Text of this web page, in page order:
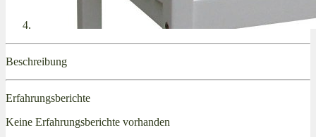
Beschreibung
Erfahrungsberichte
Keine Erfahrungsberichte vorhanden